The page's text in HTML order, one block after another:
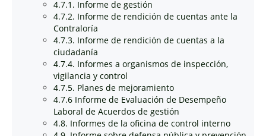
4.7.1. Informe de gestión
4.7.2. Informe de rendición de cuentas ante la
Contraloría
4.7.3. Informe de rendición de cuentas a la
ciudadanía
4.7.4. Informes a organismos de inspección,
vigilancia y control
4.7.5. Planes de mejoramiento
4.7.6 Informe de Evaluación de Desempeño
Laboral de Acuerdos de gestión
4.8. Informes de la oficina de control interno